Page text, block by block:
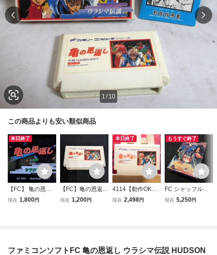
1 / 10
この商品よりも安い類似商品
本日終了
【FC】 亀の恩返
し〜ウラシマ伝
現在 1,800円
【FC】亀の恩返し
ウラシマ伝説 ハド
現在 1,200円
本日終了
4114【動作OK】
亀の恩返し ウラシ
現在 2,498円
もうすぐ終了
FC シャッフルパ
ック・カフェ 箱付
現在 5,250円
ファミコンソフトFC 亀の恩返し ウラシマ伝説 HUDSON